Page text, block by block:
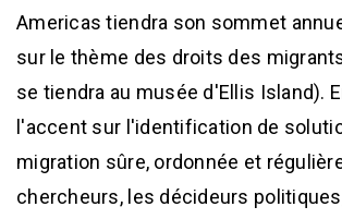
Americas tiendra son sommet
sur le thème des droits des
se tiendra au musée d'Ellis Island).
l'accent sur l'identification de
migration sûre, ordonnée et
chercheurs, les décideurs